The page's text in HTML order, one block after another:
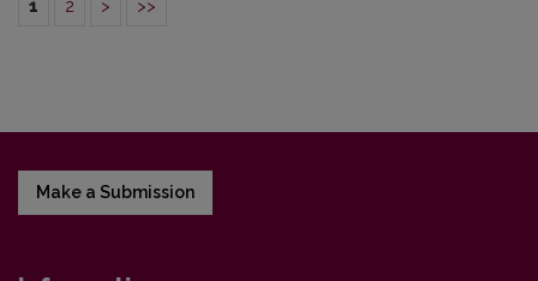
1 2 > >>
Make a Submission